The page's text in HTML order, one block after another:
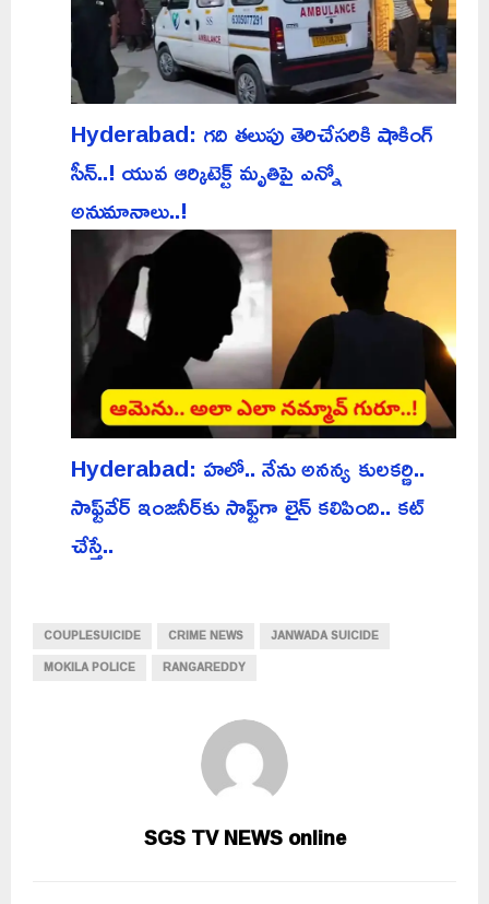
Hyderabad: గది తలుపు తెరిచేసరికి షాకింగ్
సీన్..! యువ ఆర్కిటెక్ట్ మృతిపై ఎన్నో
అనుమానాలు..!
Hyderabad: హలో.. నేను అనన్య కులకర్ణి..
సాఫ్ట్‌వేర్ ఇంజనీర్‌కు సాఫ్ట్‌గా లైన్ కలిపింది.. కట్
చేస్తే..
COUPLESUICIDE CRIME NEWS
JANWADA SUICIDE
MOKILA POLICE
RANGAREDDY
SGS TV NEWS online